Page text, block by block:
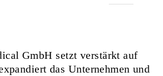
GmbH setzt verstärkt auf
das Unternehmen und